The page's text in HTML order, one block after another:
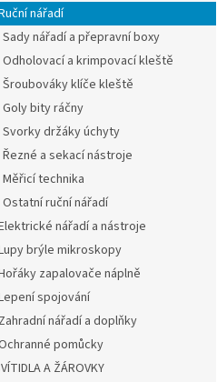
nářadí
Sady nářadí a přepravní boxy
Odholovací a krimpovací kleště
Šroubováky klíče kleště
Goly bity ráčny
Svorky držáky úchyty
Řezné a sekací nástroje
Měřicí technika
Ostatní ruční nářadí
nářadí a nástroje
brýle mikroskopy
zapalovače náplně
spojování
Zahradní nářadí a doplňky
pomůcky
A ŽÁROVKY